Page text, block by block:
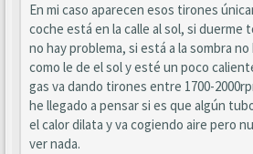
En mi caso aparecen esos tirones
coche está en la calle al sol, si duerme
no hay problema, si está a la sombra
como le de el sol y esté un poco
gas va dando tirones entre 1700-
he llegado a pensar si es que algún
el calor dilata y va cogiendo aire pero
ver nada.